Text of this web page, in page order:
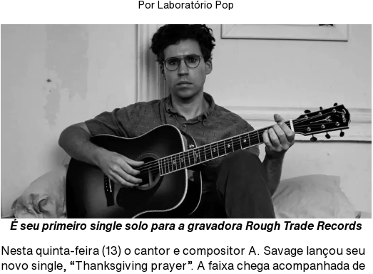
Por Laboratório Pop
É seu primeiro single solo para a gravadora Rough Trade Records
Nesta quinta-feira (13) o cantor e compositor A. Savage lançou seu
novo single, “Thanksgiving prayer”. A faixa chega acompanhada de